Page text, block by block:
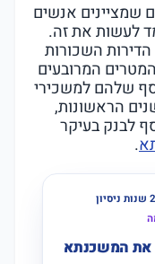
שמציינים אנשים
לעשות את זה.
השכורות
המרובעים
שלהם למשכירי
הראשונות,
לבנק בעיקר
.
את המשכנתא